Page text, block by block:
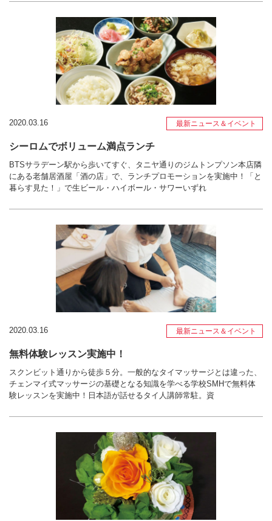
2020.03.16 最新ニュース＆イベント
シーロムでボリューム満点ランチ
BTSサラデーン駅から歩いてすぐ、タニヤ通りのジムトンプソン本店隣
にある老舗居酒屋「酒の店」で、ランチプロモーションを実施中！「と
暮らす見た！」で生ビール・ハイボール・サワーいずれ
2020.03.16 最新ニュース＆イベント
無料体験レッスン実施中！
スクンビット通りから徒歩５分。一般的なタイマッサージとは違った、
チェンマイ式マッサージの基礎となる知識を学べる学校SMHで無料体
験レッスンを実施中！日本語が話せるタイ人講師常駐。資